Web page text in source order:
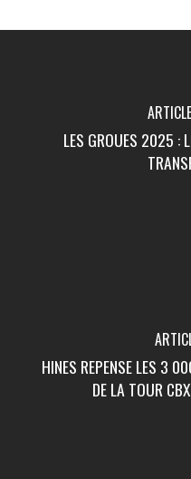
LES GROUES 2025 :
HINES REPENSE LES 3
DE LA TOUR